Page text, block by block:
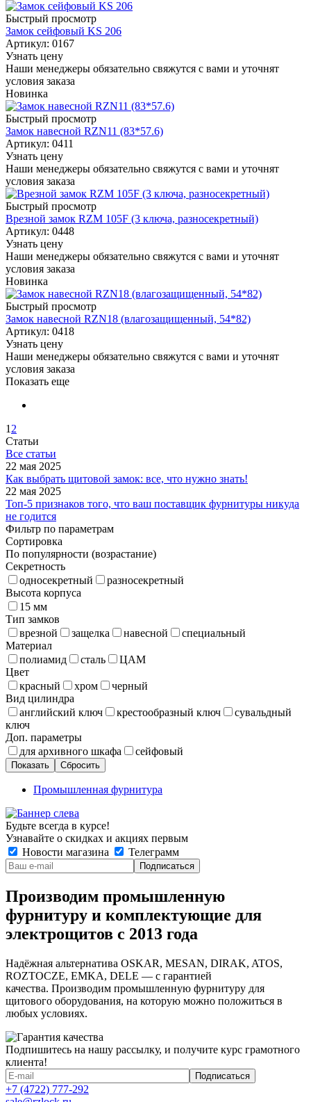
Быстрый просмотр
Замок сейфовый KS 206
Артикул: 0167
Узнать цену
Наши менеджеры обязательно свяжутся с вами и уточнят
условия заказа
Новинка
Быстрый просмотр
Замок навесной RZN11 (83*57.6)
Артикул: 0411
Узнать цену
Наши менеджеры обязательно свяжутся с вами и уточнят
условия заказа
Быстрый просмотр
Врезной замок RZM 105F (3 ключа, разносекретный)
Артикул: 0448
Узнать цену
Наши менеджеры обязательно свяжутся с вами и уточнят
условия заказа
Новинка
Быстрый просмотр
Замок навесной RZN18 (влагозащищенный, 54*82)
Артикул: 0418
Узнать цену
Наши менеджеры обязательно свяжутся с вами и уточнят
условия заказа
Показать еще
1 2
Статьи
Все статьи
22 мая 2025
Как выбрать щитовой замок: все, что нужно знать!
22 мая 2025
Топ-5 признаков того, что ваш поставщик фурнитуры никуда
не годится
Фильтр по параметрам
Сортировка
По популярности (возрастание)
Секретность
односекретный
разносекретный
Высота корпуса
15 мм
Тип замков
врезной
защелка навесной
специальный
Материал
полиамид
сталь
ЦАМ
Цвет
красный
хром
черный
Вид цилиндра
английский ключ
крестообразный ключ
сувальдный
ключ
Доп. параметры
для архивного шкафа
сейфовый
Сбросить
Промышленная фурнитура
Будьте всегда в курсе!
Узнавайте о скидках и акциях первым
Новости магазина
Телеграмм
Производим промышленную
фурнитуру и комплектующие для
электрощитов с 2013 года
Надёжная альтернатива OSKAR, MESAN, DIRAK, ATOS,
ROZTOCZE, EMKA, DELE — с гарантией
качества. Производим промышленную фурнитуру для
щитового оборудования, на которую можно положиться в
любых условиях.
Подпишитесь на нашу рассылку, и получите курс грамотного
клиента!
+7 (4722) 777-292